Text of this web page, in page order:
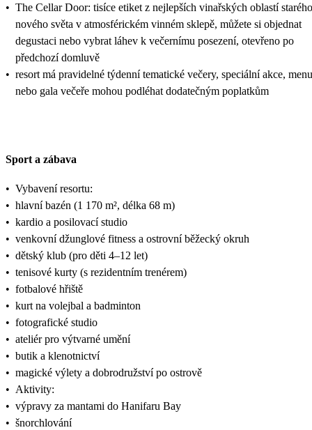
• The Cellar Door: tisíce etiket z nejlepších vinařských oblastí
nového světa v atmosférickém vinném sklepě, můžete si objednat
degustaci nebo vybrat láhev k večernímu posezení, otevřeno po
předchozí domluvě
• resort má pravidelné týdenní tematické večery, speciální akce, menu
nebo gala večeře mohou podléhat dodatečným poplatkům
Sport a zábava
• Vybavení resortu:
• hlavní bazén (1 170 m², délka 68 m)
• kardio a posilovací studio
• venkovní džunglové fitness a ostrovní běžecký okruh
• dětský klub (pro děti 4–12 let)
• tenisové kurty (s rezidentním trenérem)
• fotbalové hřiště
• kurt na volejbal a badminton
• fotografické studio
• ateliér pro výtvarné umění
• butik a klenotnictví
• magické výlety a dobrodružství po ostrově
• Aktivity:
• výpravy za mantami do Hanifaru Bay
• šnorchlování